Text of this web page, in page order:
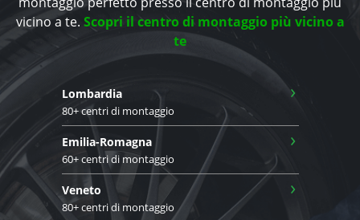
vicino a te. Scopri il centro di montaggio più vicino a
te
Lombardia
80+ centri di montaggio
›
Emilia-Romagna
60+ centri di montaggio
›
Veneto
80+ centri di montaggio
›